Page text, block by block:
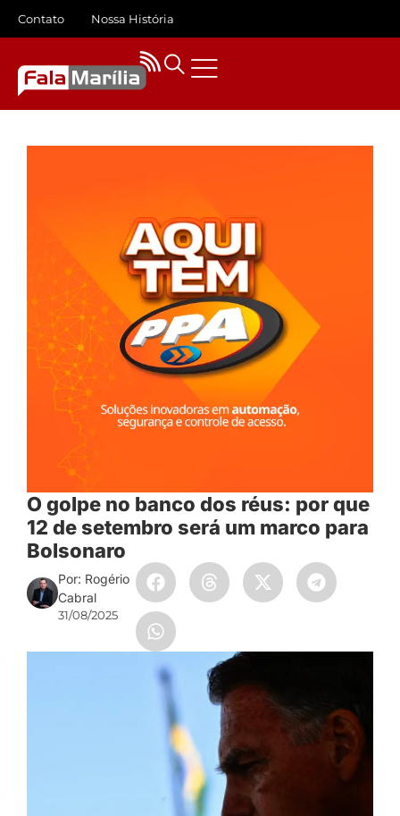
Contato Nossa História
O golpe no banco dos réus: por que
12 de setembro será um marco para
Bolsonaro
Por: Rogério
Cabral
31/08/2025